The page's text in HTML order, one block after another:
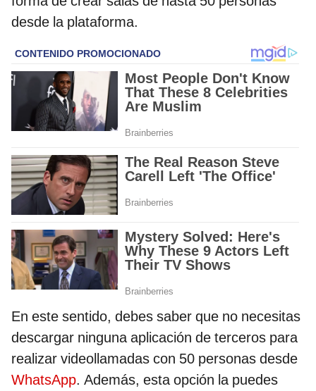
desde la plataforma.
En este sentido, debes saber que no necesitas
descargar ninguna aplicación de terceros para
realizar videollamadas con 50 personas desde
WhatsApp. Además, esta opción la puedes